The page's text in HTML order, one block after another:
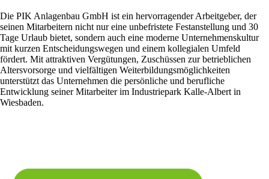
Die PIK Anlagenbau GmbH ist ein hervorragender Arbeitgeber, der
seinen Mitarbeitern nicht nur eine unbefristete Festanstellung und 30
Tage Urlaub bietet, sondern auch eine moderne Unternehmenskultur
mit kurzen Entscheidungswegen und einem kollegialen Umfeld
fördert. Mit attraktiven Vergütungen, Zuschüssen zur betrieblichen
Altersvorsorge und vielfältigen Weiterbildungsmöglichkeiten
unterstützt das Unternehmen die persönliche und berufliche
Entwicklung seiner Mitarbeiter im Industriepark Kalle-Albert in
Wiesbaden.